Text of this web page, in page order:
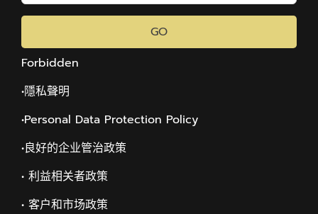
GO
Forbidden
•隱私聲明
•Personal Data Protection Policy
•良好的企业管治政策
• 利益相关者政策
• 客户和市场政策